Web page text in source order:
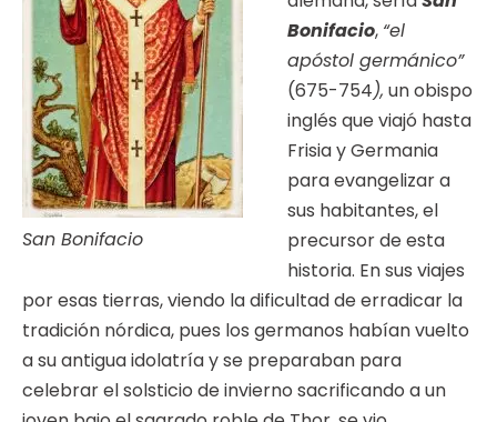
San Bonifacio
Bonifacio, “el
apóstol germánico”
(675-754), un obispo
inglés que viajó hasta
Frisia y Germania
para evangelizar a
sus habitantes, el
precursor de esta
historia. En sus viajes
por esas tierras, viendo la dificultad de erradicar la
tradición nórdica, pues los germanos habían vuelto
a su antigua idolatría y se preparaban para
celebrar el solsticio de invierno sacrificando a un